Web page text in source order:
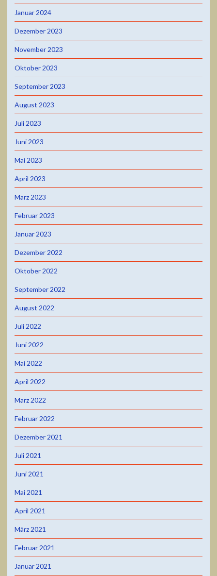
Januar 2024
Dezember 2023
November 2023
Oktober 2023
September 2023
August 2023
Juli 2023
Juni 2023
Mai 2023
April 2023
März 2023
Februar 2023
Januar 2023
Dezember 2022
Oktober 2022
September 2022
August 2022
Juli 2022
Juni 2022
Mai 2022
April 2022
März 2022
Februar 2022
Dezember 2021
Juli 2021
Juni 2021
Mai 2021
April 2021
März 2021
Februar 2021
Januar 2021